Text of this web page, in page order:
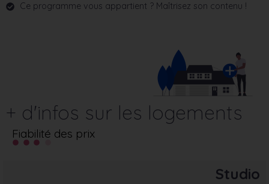
Ce programme vous appartient ? Maîtrisez son contenu !
+ d'infos sur les logements
Fiabilité des prix
Studio